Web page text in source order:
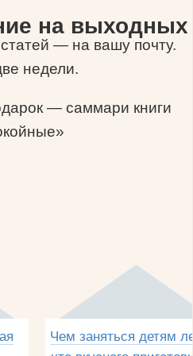
на выходных
— на вашу почту.
недели.
— саммари книги
Чем заняться детям